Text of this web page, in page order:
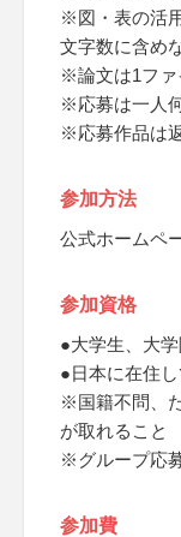
※図・表の活
文字数に含め
※論文は1ファ
※応募は一人
※応募作品は
参加方法
公式ホームペ
参加資格
●大学生、大
●日本に在住
※国籍不問、
が取れること
※グループ応
参加費